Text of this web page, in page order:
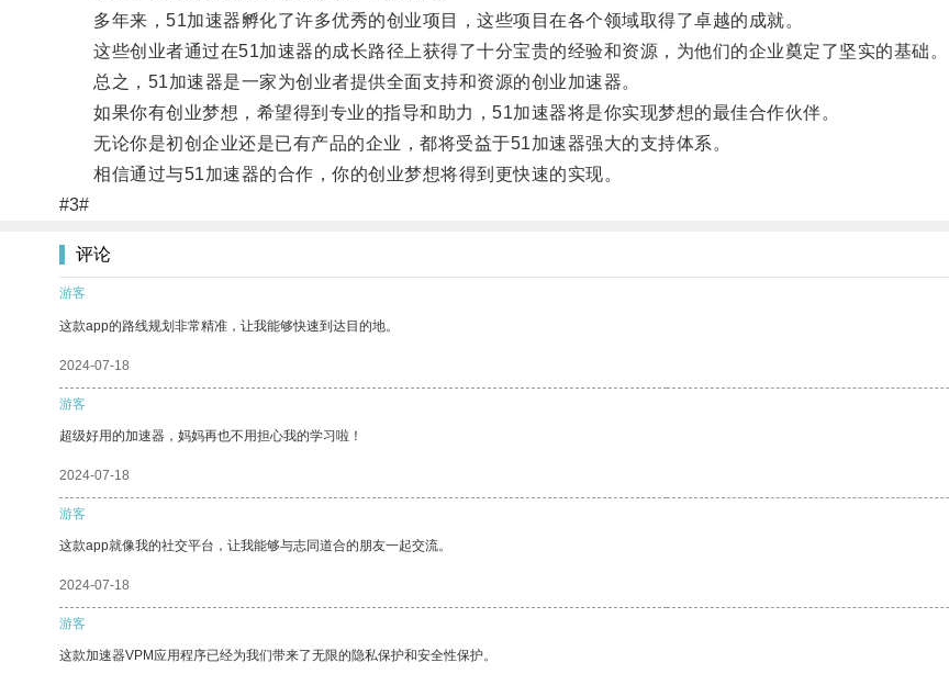
多年来，51加速器孵化了许多优秀的创业项目，这些项目在各个领域取得了卓越的成就。
这些创业者通过在51加速器的成长路径上获得了十分宝贵的经验和资源，为他们的企业奠定了坚实的基础。
总之，51加速器是一家为创业者提供全面支持和资源的创业加速器。
如果你有创业梦想，希望得到专业的指导和助力，51加速器将是你实现梦想的最佳合作伙伴。
无论你是初创企业还是已有产品的企业，都将受益于51加速器强大的支持体系。
相信通过与51加速器的合作，你的创业梦想将得到更快速的实现。
#3#
评论
游客
这款app的路线规划非常精准，让我能够快速到达目的地。
2024-07-18
游客
超级好用的加速器，妈妈再也不用担心我的学习啦！
2024-07-18
游客
这款app就像我的社交平台，让我能够与志同道合的朋友一起交流。
2024-07-18
游客
这款加速器VPM应用程序已经为我们带来了无限的隐私保护和安全性保护。